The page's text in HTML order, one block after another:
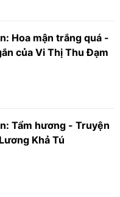
Hoa mận trắng quá -
của Vi Thị Thu Đạm
Tẩm hương - Truyện
Khả Tú